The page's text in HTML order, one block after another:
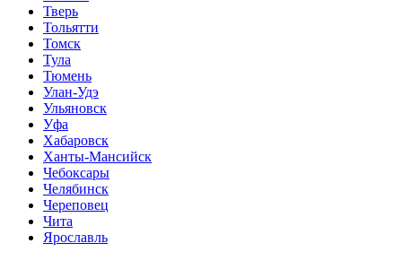
Тверь
Тольятти
Томск
Тула
Тюмень
Улан-Удэ
Ульяновск
Уфа
Хабаровск
Ханты-Мансийск
Чебоксары
Челябинск
Череповец
Чита
Ярославль